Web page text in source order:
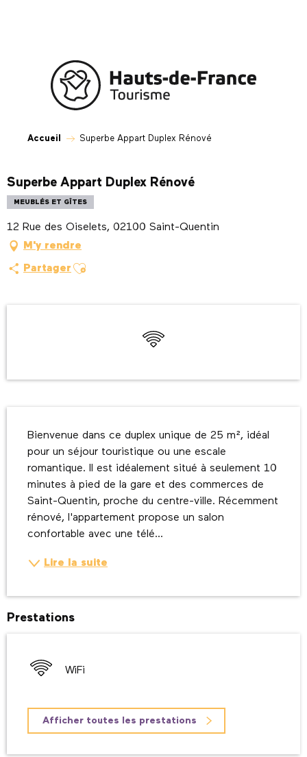
Accueil Superbe Appart Duplex Rénové
Superbe Appart Duplex Rénové
MEUBLÉS ET GÎTES
12 Rue des Oiselets, 02100 Saint-Quentin
M'y rendre
Partager Ajouter aux favoris
WiFi
Bienvenue dans ce duplex unique de 25 m², idéal
pour un séjour touristique ou une escale
romantique. Il est idéalement situé à seulement 10
minutes à pied de la gare et des commerces de
Saint-Quentin, proche du centre-ville. Récemment
rénové, l'appartement propose un salon
confortable avec une télé...
Lire la suite
Prestations
WiFi
Afficher toutes les prestations